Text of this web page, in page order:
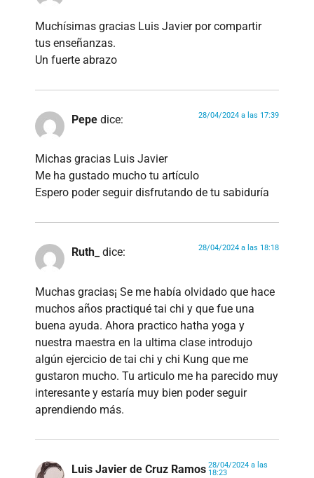
Muchísimas gracias Luis Javier por compartir
tus enseñanzas.
Un fuerte abrazo
Pepe dice: 28/04/2024 a las 17:39
Michas gracias Luis Javier
Me ha gustado mucho tu artículo
Espero poder seguir disfrutando de tu sabiduría
Ruth_ dice: 28/04/2024 a las 18:18
Muchas gracias¡ Se me había olvidado que hace
muchos años practiqué tai chi y que fue una
buena ayuda. Ahora practico hatha yoga y
nuestra maestra en la ultima clase introdujo
algún ejercicio de tai chi y chi Kung que me
gustaron mucho. Tu articulo me ha parecido muy
interesante y estaría muy bien poder seguir
aprendiendo más.
Luis Javier de Cruz Ramos 28/04/2024 a las
18:23